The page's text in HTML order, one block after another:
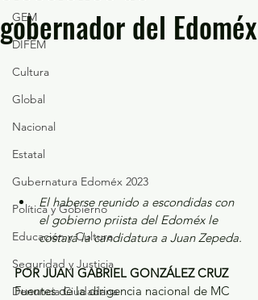
GEM
DIFEM
Cultura
Global
Nacional
Estatal
Gubernatura Edoméx 2023
Política y Gobierno
Educación y Cultura
Seguridad y Justicia
Denuncia Ciudadana
gobernador del Edoméx
El haberse reunido a escondidas con
el gobierno priista del Edoméx le
costará la candidatura a Juan Zepeda.
POR JUAN GABRIEL GONZÁLEZ CRUZ
Fuentes de la dirigencia nacional de MC